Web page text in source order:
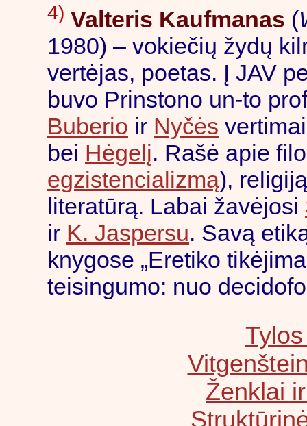
4) Valteris Kaufmanas (
1980) – vokiečių žydų
vertėjas, poetas. Į JAV
buvo Prinstono un-to
Buberio ir Nyčės
bei Hėgelį. Rašė apie
egzistencializmą),
literatūrą. Labai žavėjosi
ir K. Jaspersu. Savą
knygose „Eretiko
teisingumo: nuo
Ženklai